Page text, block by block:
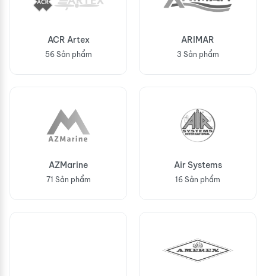
ACR Artex
56 Sản phẩm
ARIMAR
3 Sản phẩm
AZMarine
71 Sản phẩm
Air Systems
16 Sản phẩm